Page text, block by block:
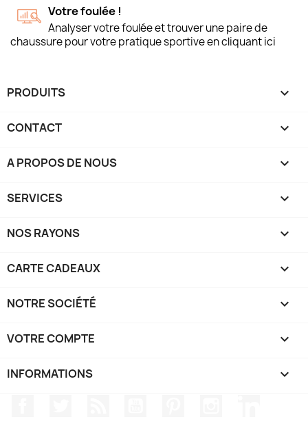
Votre foulée !
Analyser votre foulée et trouver une paire de
chaussure pour votre pratique sportive en cliquant ici
PRODUITS 
CONTACT 
A PROPOS DE NOUS 
SERVICES 
NOS RAYONS 
CARTE CADEAUX 
NOTRE SOCIÉTÉ 
VOTRE COMPTE 
INFORMATIONS keyboard_arrow_down